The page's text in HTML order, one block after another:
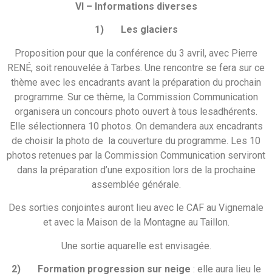
VI – Informations diverses
1) Les glaciers
Proposition pour que la conférence du 3 avril, avec Pierre
RENÉ, soit renouvelée à Tarbes. Une rencontre se fera sur ce
thème avec les encadrants avant la préparation du prochain
programme. Sur ce thème, la Commission Communication
organisera un concours photo ouvert à tous lesadhérents.
Elle sélectionnera 10 photos. On demandera aux encadrants
de choisir la photo de la couverture du programme. Les 10
photos retenues par la Commission Communication serviront
dans la préparation d’une exposition lors de la prochaine
assemblée générale.
Des sorties conjointes auront lieu avec le CAF au Vignemale
et avec la Maison de la Montagne au Taillon.
Une sortie aquarelle est envisagée.
2) Formation progression sur neige : elle aura lieu le